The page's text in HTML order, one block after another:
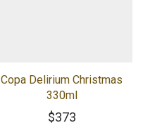
Copa Delirium Christmas
330ml
$373